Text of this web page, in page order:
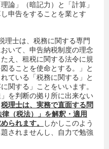
論」（暗記力）と「計算」
申告をすることを業とす
理士は、税務に関する専門
いて、申告納税制度の理念
え、租税に関する法令に規
ることを使命とする。」と
ている「税務に関する」と
関する」ことをいいます。
を判断の拠り所に出来ない
税理士は、実務で直面する問
（税法）」を解釈・適用
られます。
しかしこのよう
されませんし、自力で勉強